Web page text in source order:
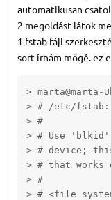
automatikusan
2 megoldást látok
1 fstab fájl
sort írnám mögé. ez
>
> # /etc/
> #
> # Use
> # device; this
> # that works
> #
> # <file